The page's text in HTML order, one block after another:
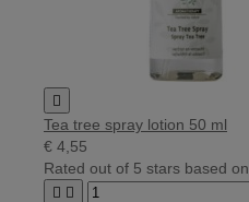

Tea tree spray lotion 50 ml
€ 4,55
Rated out of 5 stars based on
 